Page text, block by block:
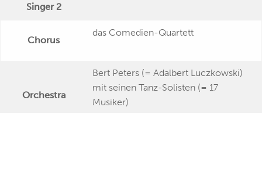
Singer 2
Chorus
das Comedien-Quartett
Orchestra
Bert Peters (= Adalbert Luczkowski)
mit seinen Tanz-Solisten (= 17
Musiker)